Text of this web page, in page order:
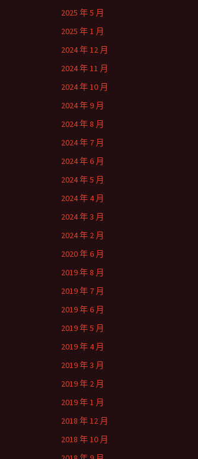
2025 年 5 月
2025 年 1 月
2024 年 12 月
2024 年 11 月
2024 年 10 月
2024 年 9 月
2024 年 8 月
2024 年 7 月
2024 年 6 月
2024 年 5 月
2024 年 4 月
2024 年 3 月
2024 年 2 月
2020 年 6 月
2019 年 8 月
2019 年 7 月
2019 年 6 月
2019 年 5 月
2019 年 4 月
2019 年 3 月
2019 年 2 月
2019 年 1 月
2018 年 12 月
2018 年 10 月